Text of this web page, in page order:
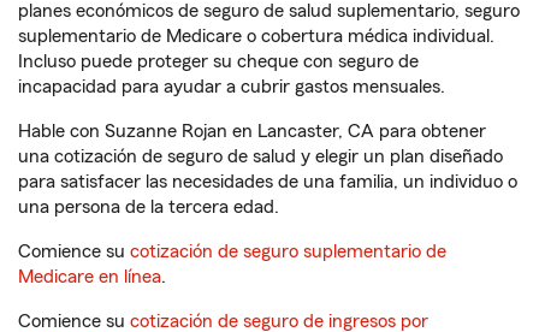
planes económicos de seguro de salud suplementario, seguro
suplementario de Medicare o cobertura médica individual.
Incluso puede proteger su cheque con seguro de
incapacidad para ayudar a cubrir gastos mensuales.
Hable con Suzanne Rojan en Lancaster, CA para obtener
una cotización de seguro de salud y elegir un plan diseñado
para satisfacer las necesidades de una familia, un individuo o
una persona de la tercera edad.
Comience su cotización de seguro suplementario de
Medicare en línea.
Comience su cotización de seguro de ingresos por